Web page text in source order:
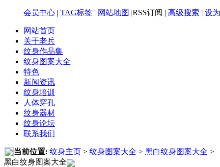
会员中心 | TAG标签 | 网站地图 |RSS订阅 | 高级搜索 | 设
网站首页
关于老兵
纹身作品集
纹身图案大全
特色
新闻资讯
纹身培训
人体穿孔
纹身器材
纹身论坛
联系我们
当前位置: 纹身主页 > 纹身图案大全 > 黑白纹身图案大全 >
黑白纹身图案大全